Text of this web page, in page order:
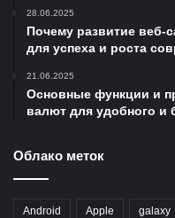
28.06.2025
Почему развитие веб-
для успеха и роста
21.06.2025
Основные функции и
валют для удобного и
Облако меток
Android Apple galaxy